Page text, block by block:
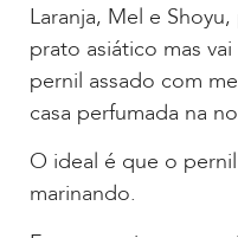
Laranja, Mel e
prato asiático mas
pernil assado com
casa perfumada na
O ideal é que o
marinando.